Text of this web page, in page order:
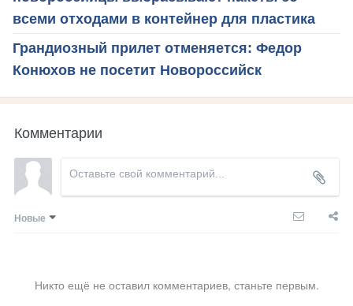
всеми отходами в контейнер для пластика
Грандиозный прилет отменяется: Федор
Конюхов не посетит Новороссийск
Комментарии
Новые
Никто ещё не оставил комментариев, станьте первым.